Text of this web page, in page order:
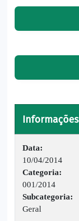
Informações
Data:
10/04/2014
Categoria:
001/2014
Subcategoria:
Geral